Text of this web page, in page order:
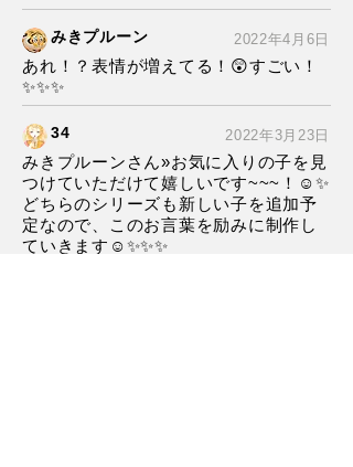
みきプルーン 2022年4月6日
あれ！？表情が増えてる！😲すごい！
✨✨✨
34 2022年3月23日
みきプルーンさん»お気に入りの子を見
つけていただけて嬉しいです~~~！☺️✨
どちらのシリーズも新しい子を追加予
定なので、このお言葉を励みに制作し
ていきます☺️✨✨✨